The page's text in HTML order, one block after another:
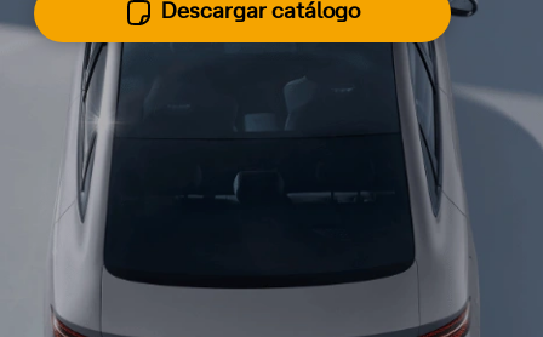
Descargar catálogo